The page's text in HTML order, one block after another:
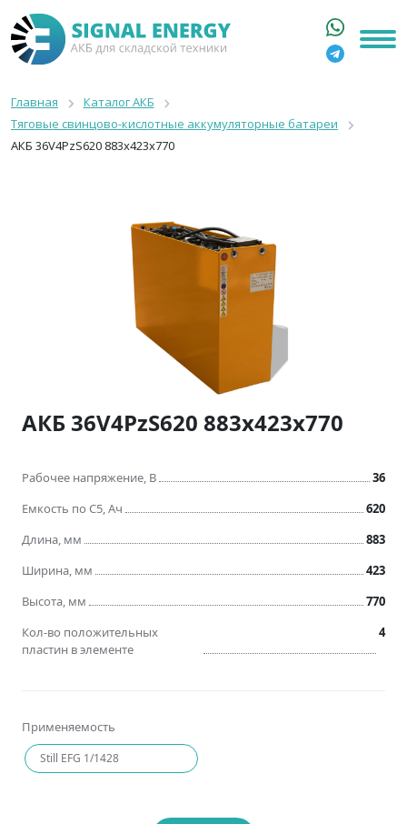
КАТАЛОГ
АРЕНДА АКБ
О КОМПАНИИ
+7 916 316 3333
8 800 550 44 77
Москва, Бакунинская, 69с1
9:00 - 19:00 пн-пт
info@signalenergy.ru
Главная
Каталог АКБ
Тяговые свинцово-кислотные аккумуляторные батареи
АКБ 36V4PzS620 883x423x770
АКБ 36V4PzS620 883x423x770
Рабочее напряжение, В
36
Емкость по C5, Ач
620
Длина, мм
883
Ширина, мм
423
Высота, мм
770
Применяемость
Still EFG 1/1428
Кол-во положительных
пластин в элементе
4